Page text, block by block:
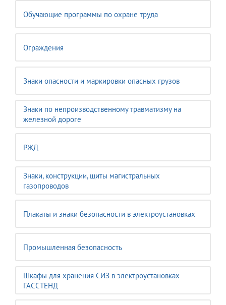
Обучающие программы по охране труда
Ограждения
Знаки опасности и маркировки опасных грузов
Знаки по непроизводственному травматизму на
железной дороге
РЖД
Знаки, конструкции, щиты магистральных
газопроводов
Плакаты и знаки безопасности в электроустановках
Промышленная безопасность
Шкафы для хранения СИЗ в электроустановках
ГАССТЕНД